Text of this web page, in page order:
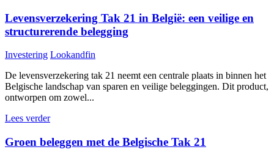
Levensverzekering Tak 21 in België: een veilige en
structurerende belegging
Investering Lookandfin
De levensverzekering tak 21 neemt een centrale plaats in binnen het
Belgische landschap van sparen en veilige beleggingen. Dit product,
ontworpen om zowel...
Lees verder
Groen beleggen met de Belgische Tak 21